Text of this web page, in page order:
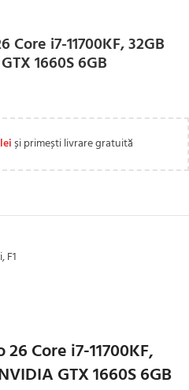
i7-11700KF, 32GB
1660S 6GB
leiși primești livrare gratuită
,F1
Core i7-11700KF,
GTX 1660S 6GB